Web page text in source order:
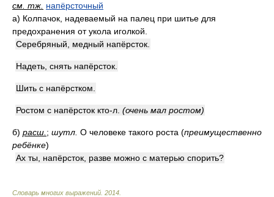
см. тж. напёрсточный
а) Колпачок, надеваемый на палец при шитье для
предохранения от укола иголкой.
Серебряный, медный напёрсток.
Надеть, снять напёрсток.
Шить с напёрстком.
Ростом с напёрсток кто-л. (очень мал ростом)
б) расш. ; шутл. О человеке такого роста (преимущественно
ребёнке)
Ах ты, напёрсток, разве можно с матерью спорить?
Словарь многих выражений 2014